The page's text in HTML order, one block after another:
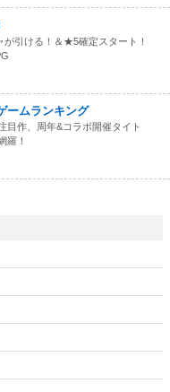
が引ける！＆★5確定スタート！
ームランキング
目作、周年&コラボ開催タイト
羅！